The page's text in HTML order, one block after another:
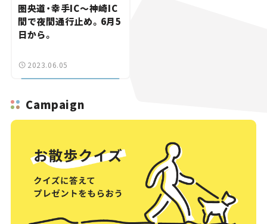
圏央道・幸手IC～神崎IC
間で夜間通行止め。6月5
日から。
2023.06.05
Campaign